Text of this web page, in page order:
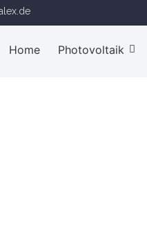
Home Photovoltaik